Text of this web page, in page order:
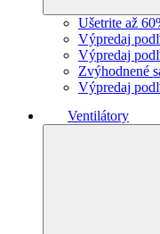
Ušetrite až
Výpredaj
Výpredaj
Zvýhodnené
Výpredaj
Ventilátory